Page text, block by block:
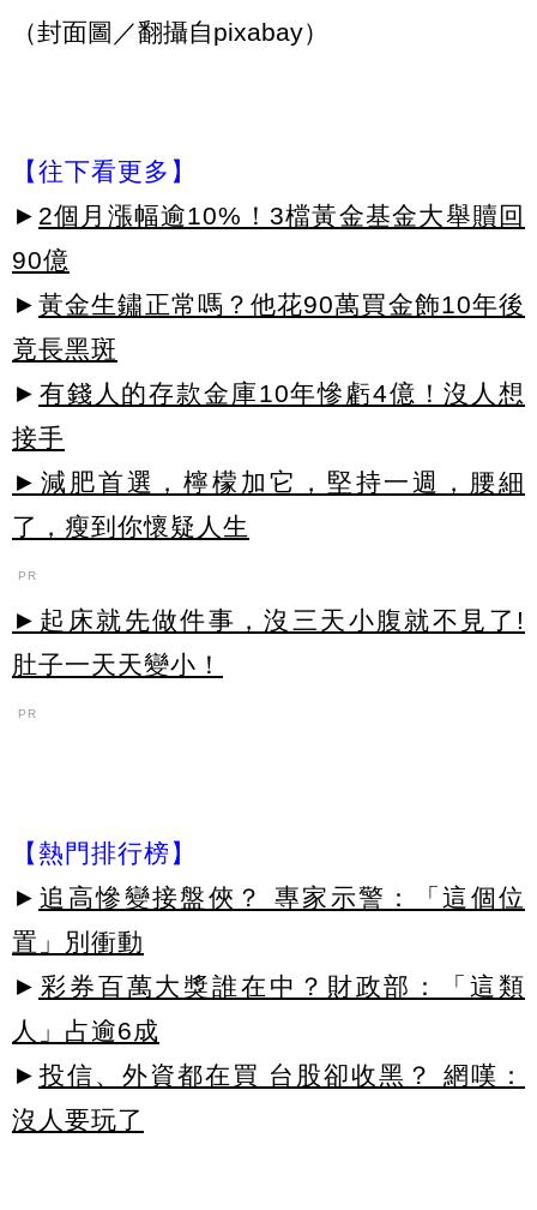
（封面圖／翻攝自pixabay）
【往下看更多】
► 2個月漲幅逾10%！3檔黃金基金大舉贖回
90億
► 黃金生鏽正常嗎？他花90萬買金飾10年後
竟長黑斑
► 有錢人的存款金庫10年慘虧4億！沒人想
接手
►減肥首選，檸檬加它，堅持一週，腰細
了，瘦到你懷疑人生
PR
►起床就先做件事，沒三天小腹就不見了!
肚子一天天變小！
PR
【熱門排行榜】
► 追高慘變接盤俠？ 專家示警：「這個位
置」別衝動
► 彩券百萬大獎誰在中？財政部：「這類
人」占逾6成
► 投信、外資都在買 台股卻收黑？ 網嘆：
沒人要玩了